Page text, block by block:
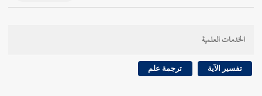
الخدمات العلمية
تفسير الآية ترجمة علم